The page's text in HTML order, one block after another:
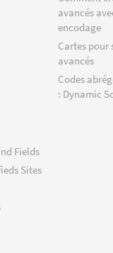
avancés
encodage
Cartes pour
avancés
Codes
: Dynamic
Fields
Sites